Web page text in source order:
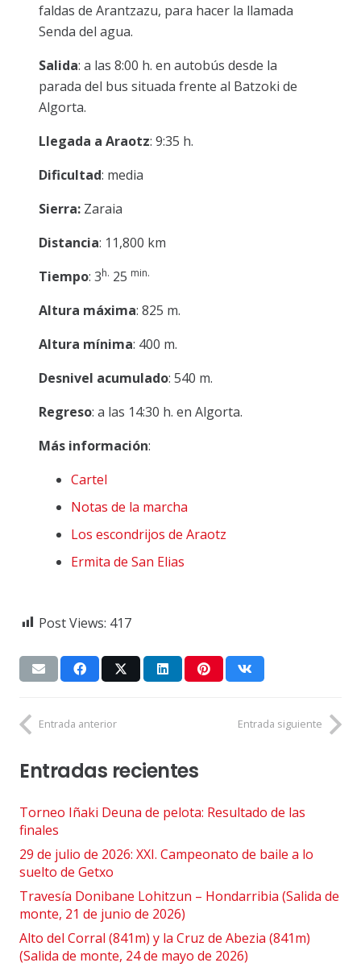
faldas de Arantzazu, para hacer la llamada
Senda del agua.
Salida: a las 8:00 h. en autobús desde la
parada del bus situada frente al Batzoki de
Algorta.
Llegada a Araotz: 9:35 h.
Dificultad: media
Sierra: Zaraia
Distancia: 11,800 km
Tiempo: 3h. 25 min.
Altura máxima: 825 m.
Altura mínima: 400 m.
Desnivel acumulado: 540 m.
Regreso: a las 14:30 h. en Algorta.
Más información:
Cartel
Notas de la marcha
Los escondrijos de Araotz
Ermita de San Elias
Post Views: 417
Entrada anterior Entrada siguiente
Entradas recientes
Torneo Iñaki Deuna de pelota: Resultado de las
finales
29 de julio de 2026: XXI. Campeonato de baile a lo
suelto de Getxo
Travesía Donibane Lohitzun – Hondarribia (Salida de
monte, 21 de junio de 2026)
Alto del Corral (841m) y la Cruz de Abezia (841m)
(Salida de monte, 24 de mayo de 2026)